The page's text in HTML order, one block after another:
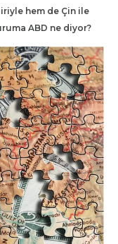
hem de Çin ile
ABD ne diyor?